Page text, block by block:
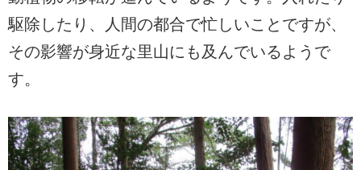
駆除したり、人間の都合で忙しいことですが、
その影響が身近な里山にも及んでいるようで
す。